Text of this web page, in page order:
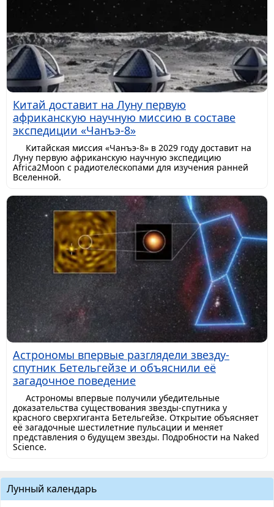
Китай доставит на Луну первую
африканскую научную миссию в составе
экспедиции «Чанъэ-8»
Китайская миссия «Чанъэ-8» в 2029 году доставит на
Луну первую африканскую научную экспедицию
Africa2Moon с радиотелескопами для изучения ранней
Вселенной.
Астрономы впервые разглядели звезду-
спутник Бетельгейзе и объяснили её
загадочное поведение
Астрономы впервые получили убедительные
доказательства существования звезды-спутника у
красного сверхгиганта Бетельгейзе. Открытие объясняет
её загадочные шестилетние пульсации и меняет
представления о будущем звезды. Подробности на Naked
Science.
Лунный календарь